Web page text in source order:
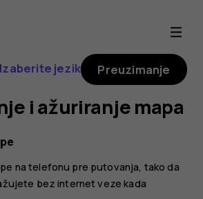
Izaberite jezik Preuzimanje
i ažuriranje mapa
na telefonu pre putovanja, tako da
bez internet veze kada